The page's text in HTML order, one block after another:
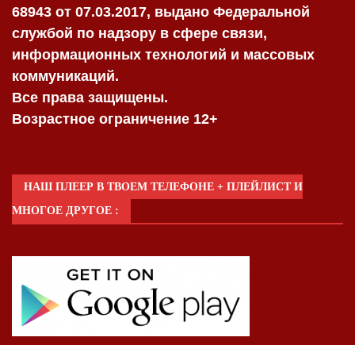
68943 от 07.03.2017, выдано Федеральной
службой по надзору в сфере связи,
информационных технологий и массовых
коммуникаций.
Все права защищены.
Возрастное ограничение 12+
НАШ ПЛЕЕР В ТВОЕМ ТЕЛЕФОНЕ + ПЛЕЙЛИСТ И
МНОГОЕ ДРУГОЕ :